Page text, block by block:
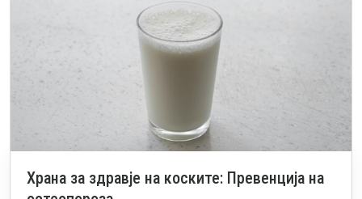
Храна за здравје на коските: Превенција на